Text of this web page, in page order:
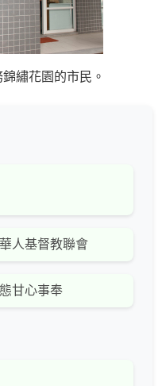
繡花園的市民。
人基督教聯會
甘心事奉